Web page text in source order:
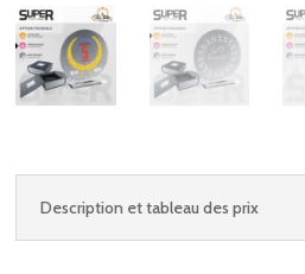
Description et tableau des prix